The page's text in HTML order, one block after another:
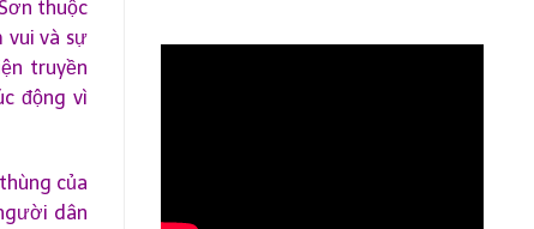
thuộc
vui và sự
truyền
động vì
của
dân